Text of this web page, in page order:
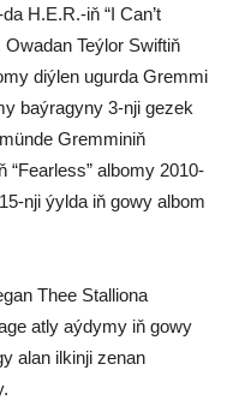
H.E.R.-iň “I Can’t
Teýlor Swiftiň
diýlen ugurda Gremmi
baýragyny 3-nji gezek
Gremminiň
albomy 2010-
nji ýylda iň gowy albom
Thee Stalliona
atly aýdymy iň gowy
alan ilkinji zenan